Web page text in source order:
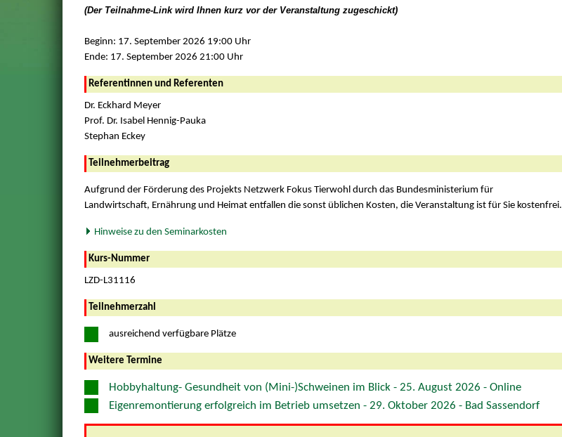
(Der Teilnahme-Link wird Ihnen kurz vor der Veranstaltung zugeschickt)
Beginn: 17. September 2026 19:00 Uhr
Ende: 17. September 2026 21:00 Uhr
Referentinnen und Referenten
Dr. Eckhard Meyer
Prof. Dr. Isabel Hennig-Pauka
Stephan Eckey
Teilnehmerbeitrag
Aufgrund der Förderung des Projekts Netzwerk Fokus Tierwohl durch das Bundesministerium für
Landwirtschaft, Ernährung und Heimat entfallen die sonst üblichen Kosten, die Veranstaltung ist für Sie kostenfrei.
Hinweise zu den Seminarkosten
Kurs-Nummer
LZD-L31116
Teilnehmerzahl
ausreichend verfügbare Plätze
Weitere Termine
Hobbyhaltung- Gesundheit von (Mini-)Schweinen im Blick - 25. August 2026 - Online
Eigenremontierung erfolgreich im Betrieb umsetzen - 29. Oktober 2026 - Bad Sassendorf